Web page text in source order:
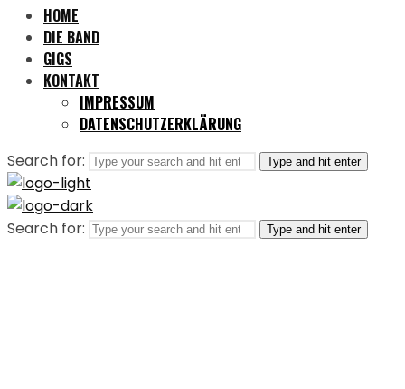
HOME
DIE BAND
GIGS
KONTAKT
IMPRESSUM
DATENSCHUTZERKLÄRUNG
Search for: Type and hit enter
Search for: Type and hit enter